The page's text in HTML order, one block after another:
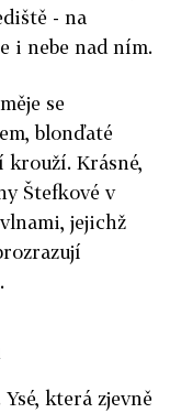
- na
i nebe nad ním.
se
blonďaté
krouží. Krásné,
Štefkové v
jejichž
která zjevně